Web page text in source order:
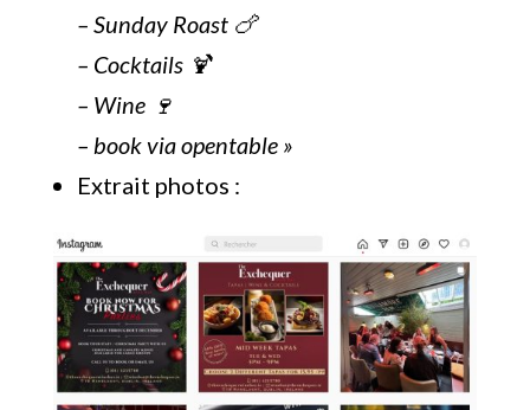
– Sunday Roast 🍗
– Cocktails 🍹
– Wine 🍷
– book via opentable »
Extrait photos :